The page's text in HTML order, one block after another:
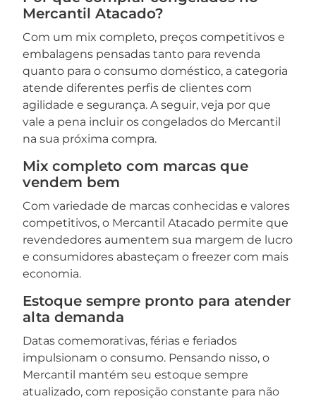
Mercantil Atacado?
Com um mix completo, preços competitivos e
embalagens pensadas tanto para revenda
quanto para o consumo doméstico, a categoria
atende diferentes perfis de clientes com
agilidade e segurança. A seguir, veja por que
vale a pena incluir os congelados do Mercantil
na sua próxima compra.
Mix completo com marcas que
vendem bem
Com variedade de marcas conhecidas e valores
competitivos, o Mercantil Atacado permite que
revendedores aumentem sua margem de lucro
e consumidores abasteçam o freezer com mais
economia.
Estoque sempre pronto para atender
alta demanda
Datas comemorativas, férias e feriados
impulsionam o consumo. Pensando nisso, o
Mercantil mantém seu estoque sempre
atualizado, com reposição constante para não